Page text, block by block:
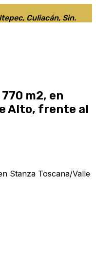
Culiacán, Sin.
m2, en
Alto, frente al
Stanza Toscana/Valle